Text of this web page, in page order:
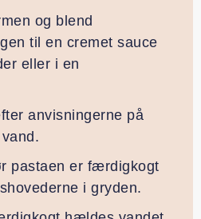
og blend
til en cremet sauce
eller i en
anvisningerne på
pastaen er færdigkogt
i gryden.